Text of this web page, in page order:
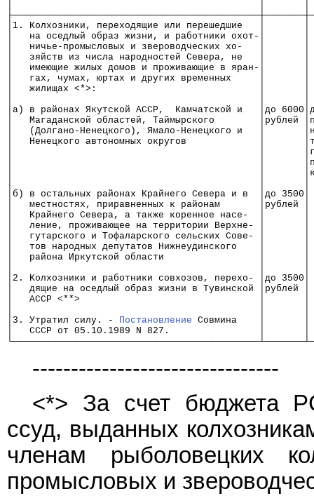
│1. Колхозники, переходящие или перешедшие   │
│   на оседлый образ жизни, и работники охот-│
│   ничье-промысловых и звероводческих хо-   │
│   зяйств из числа народностей Севера, не   │
│   имеющие жилых домов и проживающие в яран-│
│   гах, чумах, юртах и других временных     │
│   жилищах <*>:                             │
│а) в районах Якутской АССР,  Камчатской и   │до
│   Магаданской областей, Таймырского        │рублей
│   (Долгано-Ненецкого), Ямало-Ненецкого и   │
│   Ненецкого автономных округов             │
│                                            │
│                                            │
│                                            │
│б) в остальных районах Крайнего Севера и в  │до
│   местностях, приравненных к районам
│   Крайнего Севера, а также коренное насе-  │
│   ление, проживающее на территории Верхне- │
│   гутарского и Тофаларского сельских Сове- │
│   тов народных депутатов Нижнеудинского    │
│   района Иркутской области                 │
│2. Колхозники и работники совхозов, перехо- │до
│   дящие на оседлый образ жизни в Тувинской
│   АССР <**>                                │
│3. Утратил силу. -
Постановление Совмина    │
│   СССР от 05.10.1989 N 827.                │
--------------------------------
<*> За счет бюджета
ссуд, выданных
членам рыболовецких
промысловых и